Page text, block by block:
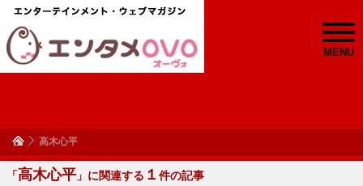
MENU
高木心平
「高木心平 」に関連する １ 件の記事